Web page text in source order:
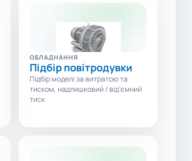
ОБЛАДНАННЯ
Підбір повітродувки
Підбір моделі за витратою та
тиском, надлишковий / від’ємний
тиск